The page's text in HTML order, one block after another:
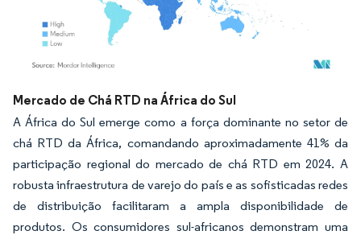
Imagem © Mordor Intelligence. O reuso requer atribuição conforme CC BY 4.0.
Mercado de Chá RTD na África do Sul
A África do Sul emerge como a força dominante no setor de
chá RTD da África, comandando aproximadamente 41% da
participação regional do mercado de chá RTD em 2024. A
robusta infraestrutura de varejo do país e as sofisticadas redes
de distribuição facilitaram a ampla disponibilidade de
produtos. Os consumidores sul-africanos demonstram uma